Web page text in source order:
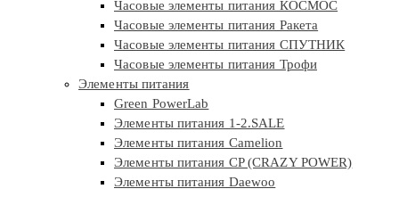
Часовые элементы питания КОСМОС
Часовые элементы питания Ракета
Часовые элементы питания СПУТНИК
Часовые элементы питания Трофи
Элементы питания
Green PowerLab
Элементы питания 1-2.SALE
Элементы питания Camelion
Элементы питания CP (CRAZY POWER)
Элементы питания Daewoo